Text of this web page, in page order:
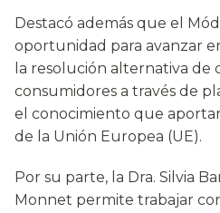
Destacó además que el
oportunidad para avanzar
la resolución alternativa de
consumidores a través de
el conocimiento que
de la Unión Europea (UE).
Por su parte, la Dra. Silvia
Monnet permite trabajar